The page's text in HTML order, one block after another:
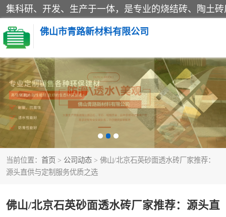
佛山市青路新材料有限公司
当前位置： 首页 > 公司动态 > 佛山/北京石英砂面透水砖厂家推荐：
源头直供与定制服务优质之选
佛山/北京石英砂面透水砖厂家推荐：源头直